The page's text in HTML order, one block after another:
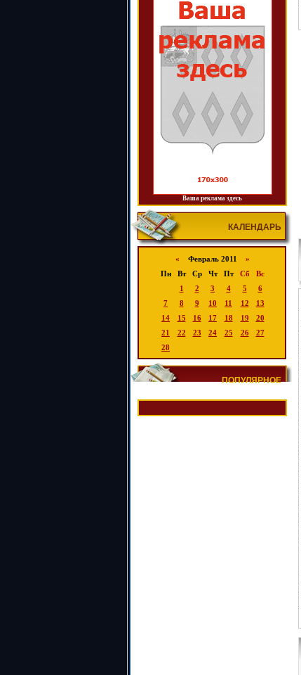
Ваша реклама здесь
КАЛЕНДАРЬ
« Февраль 2011 »
Пн
Вт Ср Чт Пт Сб
Вс
1
2 3 4 5
6
7
8 9 10 11 12
13
14
15 16 17 18 19
20
21
22 23 24 25 26
27
28
ПОПУЛЯРНОЕ